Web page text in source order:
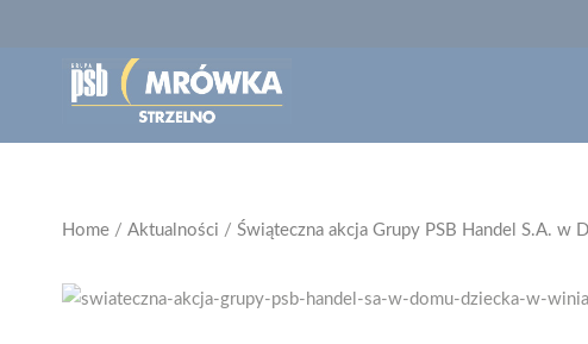
Home / Aktualności / Świąteczna akcja Grupy PSB Handel S.A. w